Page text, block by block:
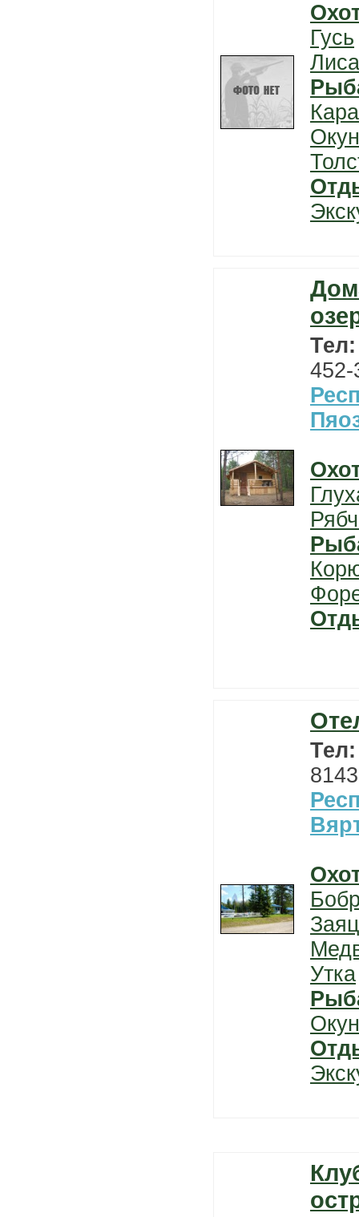
Гусь
Лиса
Утка